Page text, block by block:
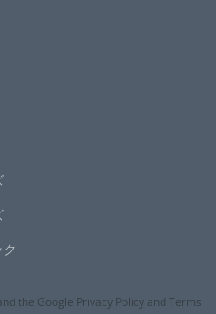
the Google Privacy Policy and Terms